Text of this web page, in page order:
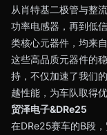
从肖特基二极管与整
功率电感器，再到低
类核心元器件，均来自
这些高品质元器件的
持，不仅加速了我们
越性能，为车队取得
贸泽电子&DRe25
在DRe25赛车的B段